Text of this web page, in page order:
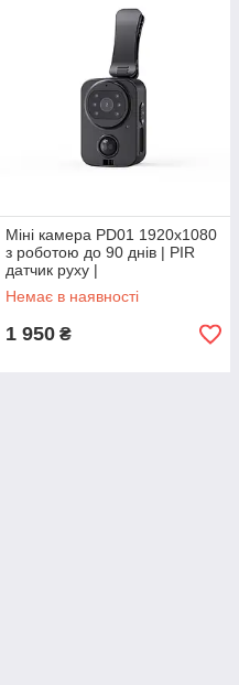
Міні камера PD01 1920x1080
з роботою до 90 днів | PIR
датчик руху |
Водонепроникна | З кліпсою
Немає в наявності
1 950 ₴